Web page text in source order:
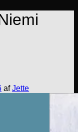
afJette